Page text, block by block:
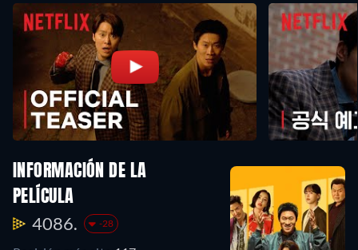
INFORMACIÓN DE LA
PELÍCULA
4086. -28